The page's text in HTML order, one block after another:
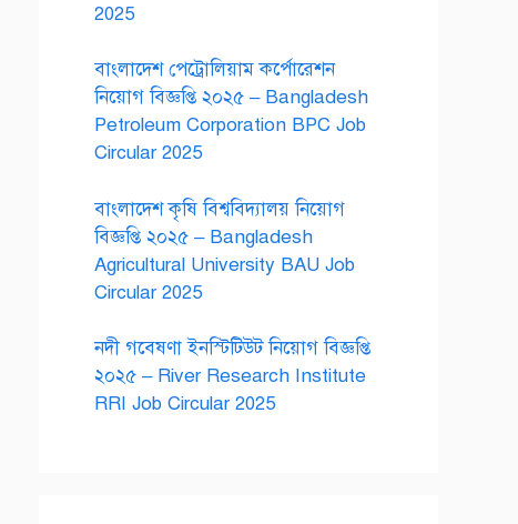
2025
বাংলাদেশ পেট্রোলিয়াম কর্পোরেশন
নিয়োগ বিজ্ঞপ্তি ২০২৫ – Bangladesh
Petroleum Corporation BPC Job
Circular 2025
বাংলাদেশ কৃষি বিশ্ববিদ্যালয় নিয়োগ
বিজ্ঞপ্তি ২০২৫ – Bangladesh
Agricultural University BAU Job
Circular 2025
নদী গবেষণা ইনস্টিটিউট নিয়োগ বিজ্ঞপ্তি
২০২৫ – River Research Institute
RRI Job Circular 2025